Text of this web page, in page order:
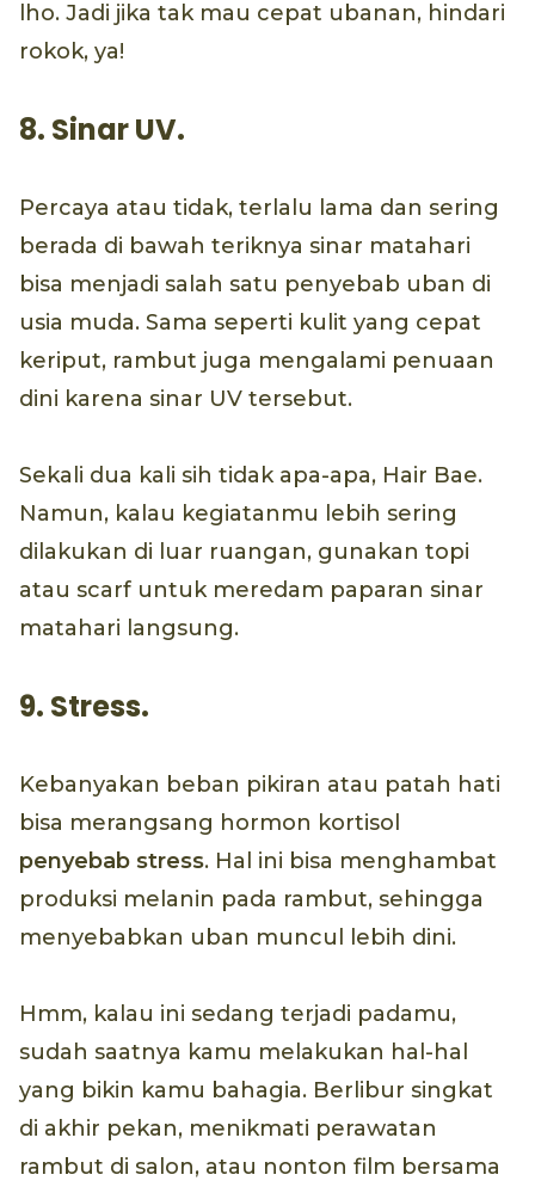
lho. Jadi jika tak mau cepat ubanan, hindari
rokok, ya!
8. Sinar UV.
Percaya atau tidak, terlalu lama dan sering
berada di bawah teriknya sinar matahari
bisa menjadi salah satu penyebab uban di
usia muda. Sama seperti kulit yang cepat
keriput, rambut juga mengalami penuaan
dini karena sinar UV tersebut.
Sekali dua kali sih tidak apa-apa, Hair Bae.
Namun, kalau kegiatanmu lebih sering
dilakukan di luar ruangan, gunakan topi
atau scarf untuk meredam paparan sinar
matahari langsung.
9. Stress.
Kebanyakan beban pikiran atau patah hati
bisa merangsang hormon kortisol
penyebab stress. Hal ini bisa menghambat
produksi melanin pada rambut, sehingga
menyebabkan uban muncul lebih dini.
Hmm, kalau ini sedang terjadi padamu,
sudah saatnya kamu melakukan hal-hal
yang bikin kamu bahagia. Berlibur singkat
di akhir pekan, menikmati perawatan
rambut di salon, atau nonton film bersama